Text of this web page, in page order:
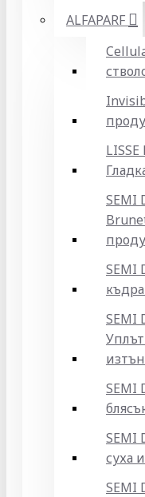
ALFAPARF
LISSE
SEMI
SEMI
SEMI
SEMI
SEMI
суха
SEMI